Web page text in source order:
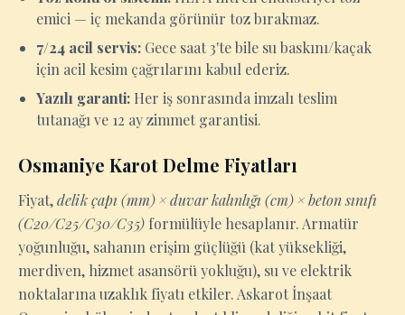
emici — iç mekanda görünür toz bırakmaz.
7/24 acil servis: Gece saat 3'te bile su baskını/kaçak
için acil kesim çağrılarını kabul ederiz.
Yazılı garanti: Her iş sonrasında imzalı teslim
tutanağı ve 12 ay zimmet garantisi.
Osmaniye Karot Delme Fiyatları
Fiyat,delik çapı (mm) × duvar kalınlığı (cm) × beton sınıfı
(C20/C25/C30/C35) formülüyle hesaplanır. Armatür
yoğunluğu, sahanın erişim güçlüğü (kat yüksekliği,
merdiven, hizmet asansörü yokluğu), su ve elektrik
noktalarına uzaklık fiyatı etkiler. Askarot İnşaat